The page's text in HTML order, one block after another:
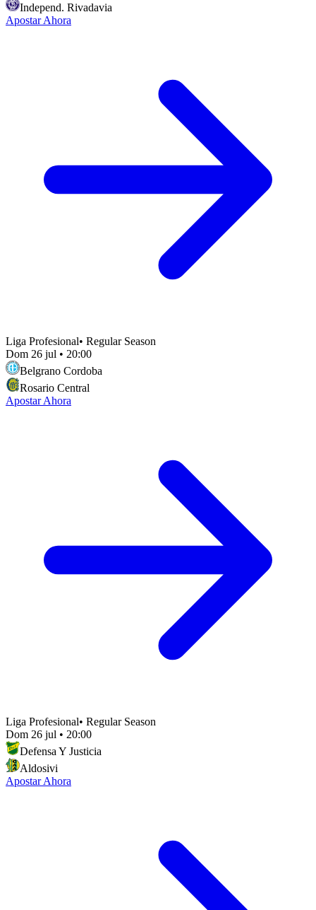
Independ. Rivadavia
Apostar Ahora
Liga Profesional• Regular Season
Dom 26 jul • 20:00
Belgrano Cordoba
Rosario Central
Apostar Ahora
Liga Profesional• Regular Season
Dom 26 jul • 20:00
Defensa Y Justicia
Aldosivi
Apostar Ahora